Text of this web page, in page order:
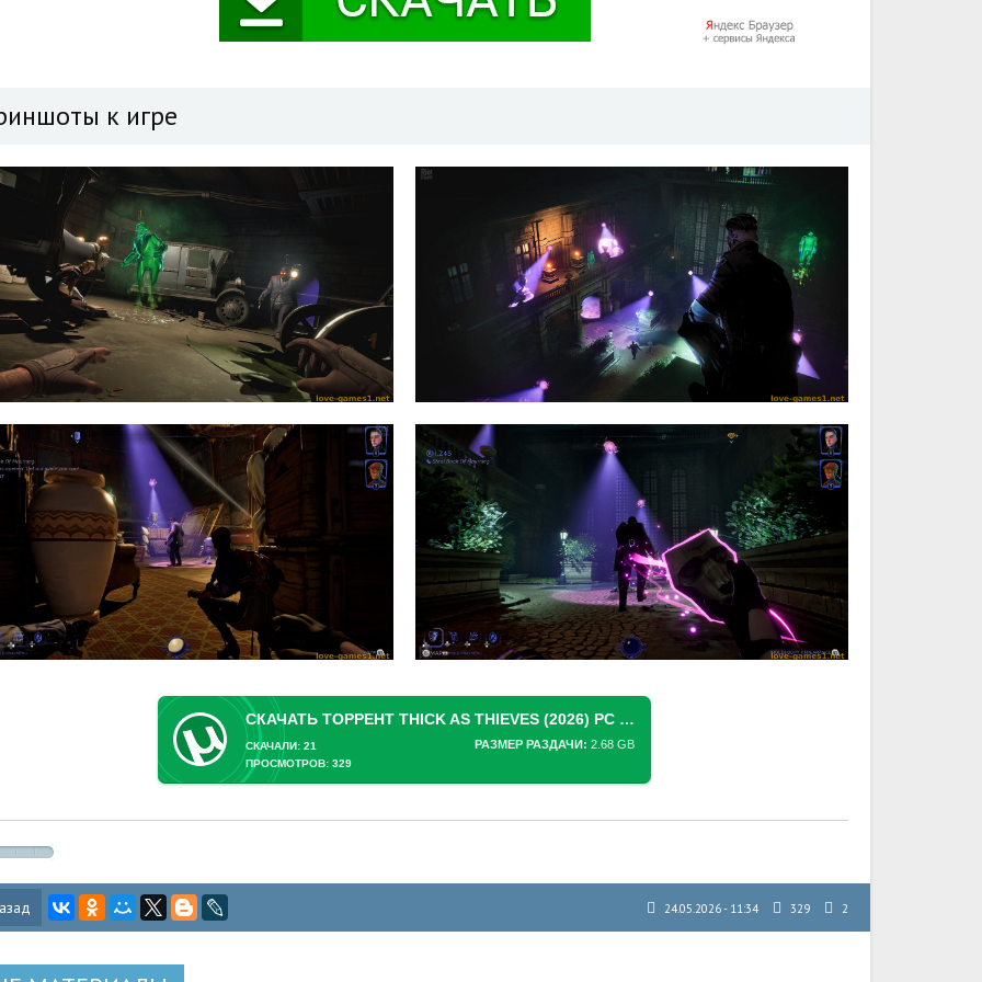
к игре
СКАЧАТЬ ТОРРЕНТ THICK AS THIEVES (2026) PC [REPACK] (V1.0.111.146992)
РАЗМЕР РАЗДАЧИ: 2.68 GB
СКАЧАЛИ: 21
ПРОСМОТРОВ: 329
24.05.2026 - 11:34 329 2